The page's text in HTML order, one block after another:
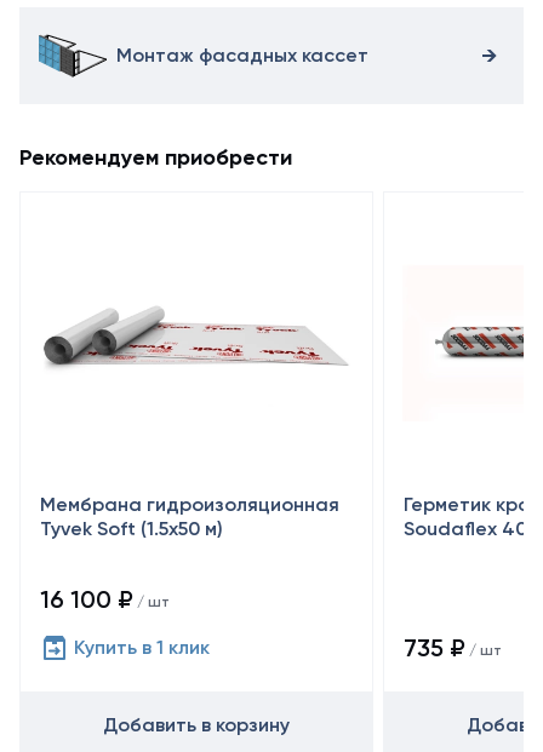
Монтаж фасадных кассет
Рекомендуем приобрести
Мембрана гидроизоляционная
Tyvek Soft (1.5х50 м)
16 100 ₽ / шт
Купить в 1 клик
Добавить в корзину
Герметик
Soudaflex 40
735 ₽ / шт